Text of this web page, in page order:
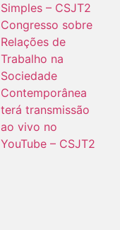
Simples – CSJT2
Congresso sobre
Relações de
Trabalho na
Sociedade
Contemporânea
terá transmissão
ao vivo no
YouTube – CSJT2